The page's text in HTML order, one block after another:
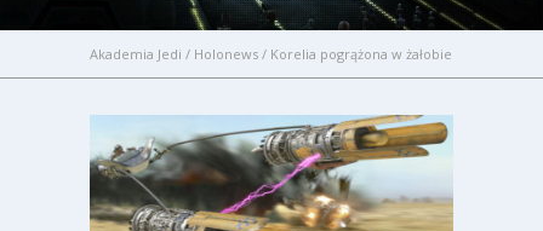
Akademia Jedi / Holonews / Korelia pogrążona w żałobie